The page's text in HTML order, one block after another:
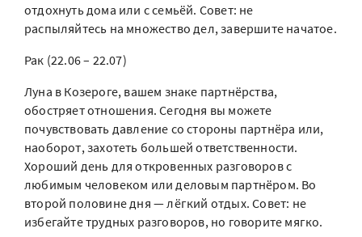
отдохнуть дома или с семьёй. Совет: не
распыляйтесь на множество дел, завершите начатое.
Рак (22.06 – 22.07)
Луна в Козероге, вашем знаке партнёрства,
обостряет отношения. Сегодня вы можете
почувствовать давление со стороны партнёра или,
наоборот, захотеть большей ответственности.
Хороший день для откровенных разговоров с
любимым человеком или деловым партнёром. Во
второй половине дня — лёгкий отдых. Совет: не
избегайте трудных разговоров, но говорите мягко.